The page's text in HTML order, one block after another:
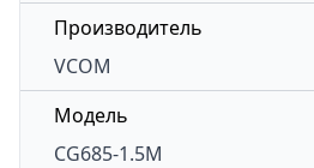
Производитель
VCOM
Модель
CG685-1.5M